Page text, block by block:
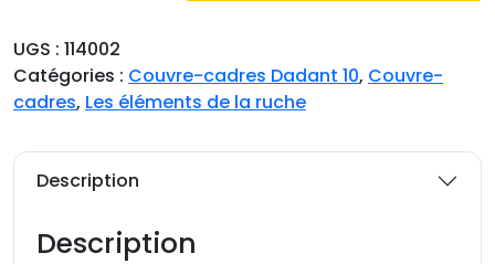
n
t
t
UGS : 114002
Catégories : Couvre-cadres Dadant 10, Couvre-
cadres, Les éléments de la ruche
Description
Description